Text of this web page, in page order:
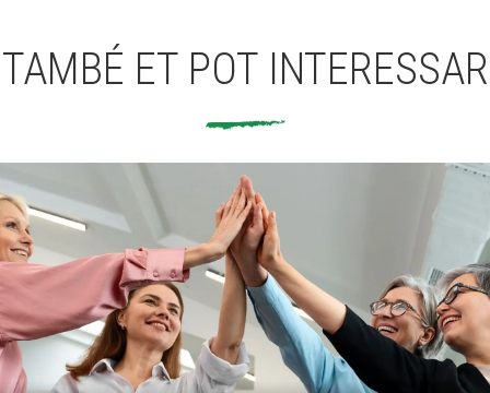
TAMBÉ ET POT INTERESSAR